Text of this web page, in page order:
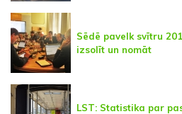
Sēdē pavelk svītru
izsolīt un nomāt
LST: Statistika par